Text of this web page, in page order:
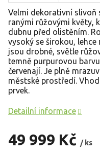
49 999 Kč / ks
Velmi dekorativní slivoň
ranými růžovými květy,
dubnu před olistěním.
vysoký se širokou,
jsou drobné, světle
temně purpurovou
červenají. Je plně
městské prostředí.
prvek.
Detailní informace